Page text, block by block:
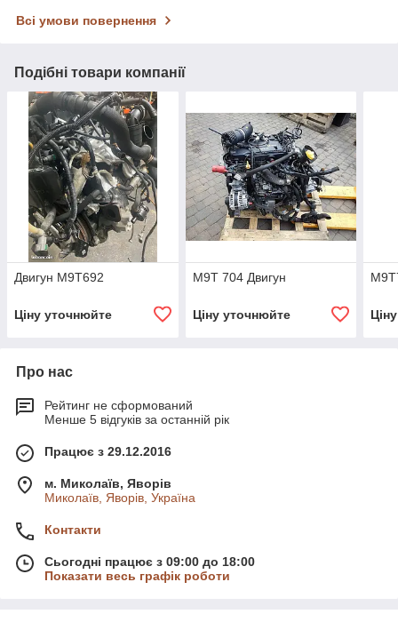
Всі умови повернення
Подібні товари компанії
Двигун M9T692
Ціну уточнюйте
M9T 704 Двигун
Ціну уточнюйте
Про нас
Рейтинг не сформований
Менше 5 відгуків за останній рік
Працює з 29.12.2016
м. Миколаїв, Яворів
Миколаїв, Яворів, Україна
Контакти
Сьогодні працює з 09:00 до 18:00
Показати весь графік роботи